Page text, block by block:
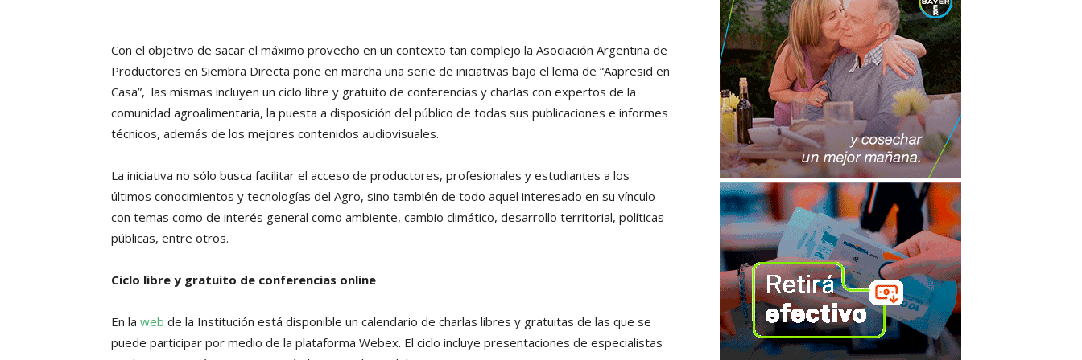
Con el objetivo de sacar el máximo provecho en un contexto tan complejo la Asociación Argentina de
Productores en Siembra Directa pone en marcha una serie de iniciativas bajo el lema de “Aapresid en
Casa”, las mismas incluyen un ciclo libre y gratuito de conferencias y charlas con expertos de la
comunidad agroalimentaria, la puesta a disposición del público de todas sus publicaciones e informes
técnicos, además de los mejores contenidos audiovisuales.
La iniciativa no sólo busca facilitar el acceso de productores, profesionales y estudiantes a los
últimos conocimientos y tecnologías del Agro, sino también de todo aquel interesado en su vínculo
con temas como de interés general como ambiente, cambio climático, desarrollo territorial, políticas
públicas, entre otros.
Ciclo libre y gratuito de conferencias online
En la web de la Institución está disponible un calendario de charlas libres y gratuitas de las que se
puede participar por medio de la plataforma Webex. El ciclo incluye presentaciones de especialistas